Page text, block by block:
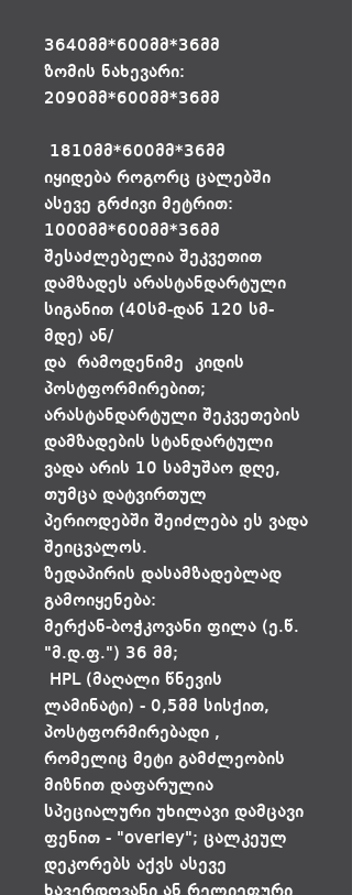
3640მმ*600მმ*36მმ
ზომის ნახევარი:
2090მმ*600მმ*36მმ
1810მმ*600მმ*36მმ
იყიდება როგორც ცალებში
ასევე გრძივი მეტრით:
1000მმ*600მმ*36მმ
შესაძლებელია შეკვეთით
დამზადეს არასტანდარტული
სიგანით (40სმ-დან 120 სმ-
მდე) ან/
და რამოდენიმე კიდის
პოსტფორმირებით;
არასტანდარტული შეკვეთების
დამზადების სტანდარტული
ვადა არის 10 სამუშაო დღე,
თუმცა დატვირთულ
პერიოდებში შეიძლება ეს ვადა
შეიცვალოს.
ზედაპირის დასამზადებლად
გამოიყენება:
მერქან-ბოჭკოვანი ფილა (ე.წ.
"მ.დ.ფ.") 36 მმ;
HPL (მაღალი წნევის
ლამინატი) - 0,5მმ სისქით,
პოსტფორმირებადი ,
რომელიც მეტი გამძლეობის
მიზნით დაფარულია
სპეციალური უხილავი დამცავი
ფენით - "overley"; ცალკეულ
დეკორებს აქვს ასევე